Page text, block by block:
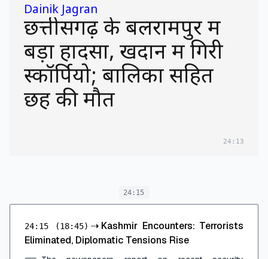
Dainik Jagran
छत्तीसगढ़ के बलरामपुर में
बड़ा हादसा, खदान में गिरी
स्कॉर्पियो; बालिका सहित
छह की मौत
24:13
24:15
24:15 (18:45) ⇢ Kashmir Encounters: Terrorists
Eliminated, Diplomatic Tensions Rise